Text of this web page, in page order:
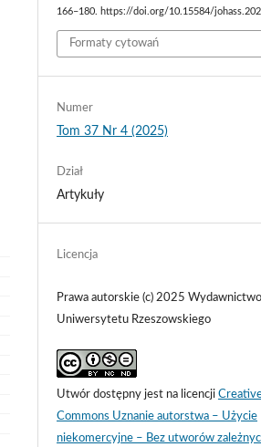
166–180. https://doi.org/10.15584/
Formaty cytowań
Numer
Tom 37 Nr 4 (2025)
Dział
Artykuły
Licencja
Prawa autorskie (c) 2025 Wydawnictwo
Uniwersytetu Rzeszowskiego
Utwór dostępny jest na licencji
Commons Uznanie autorstwa – Użycie
niekomercyjne – Bez utworów